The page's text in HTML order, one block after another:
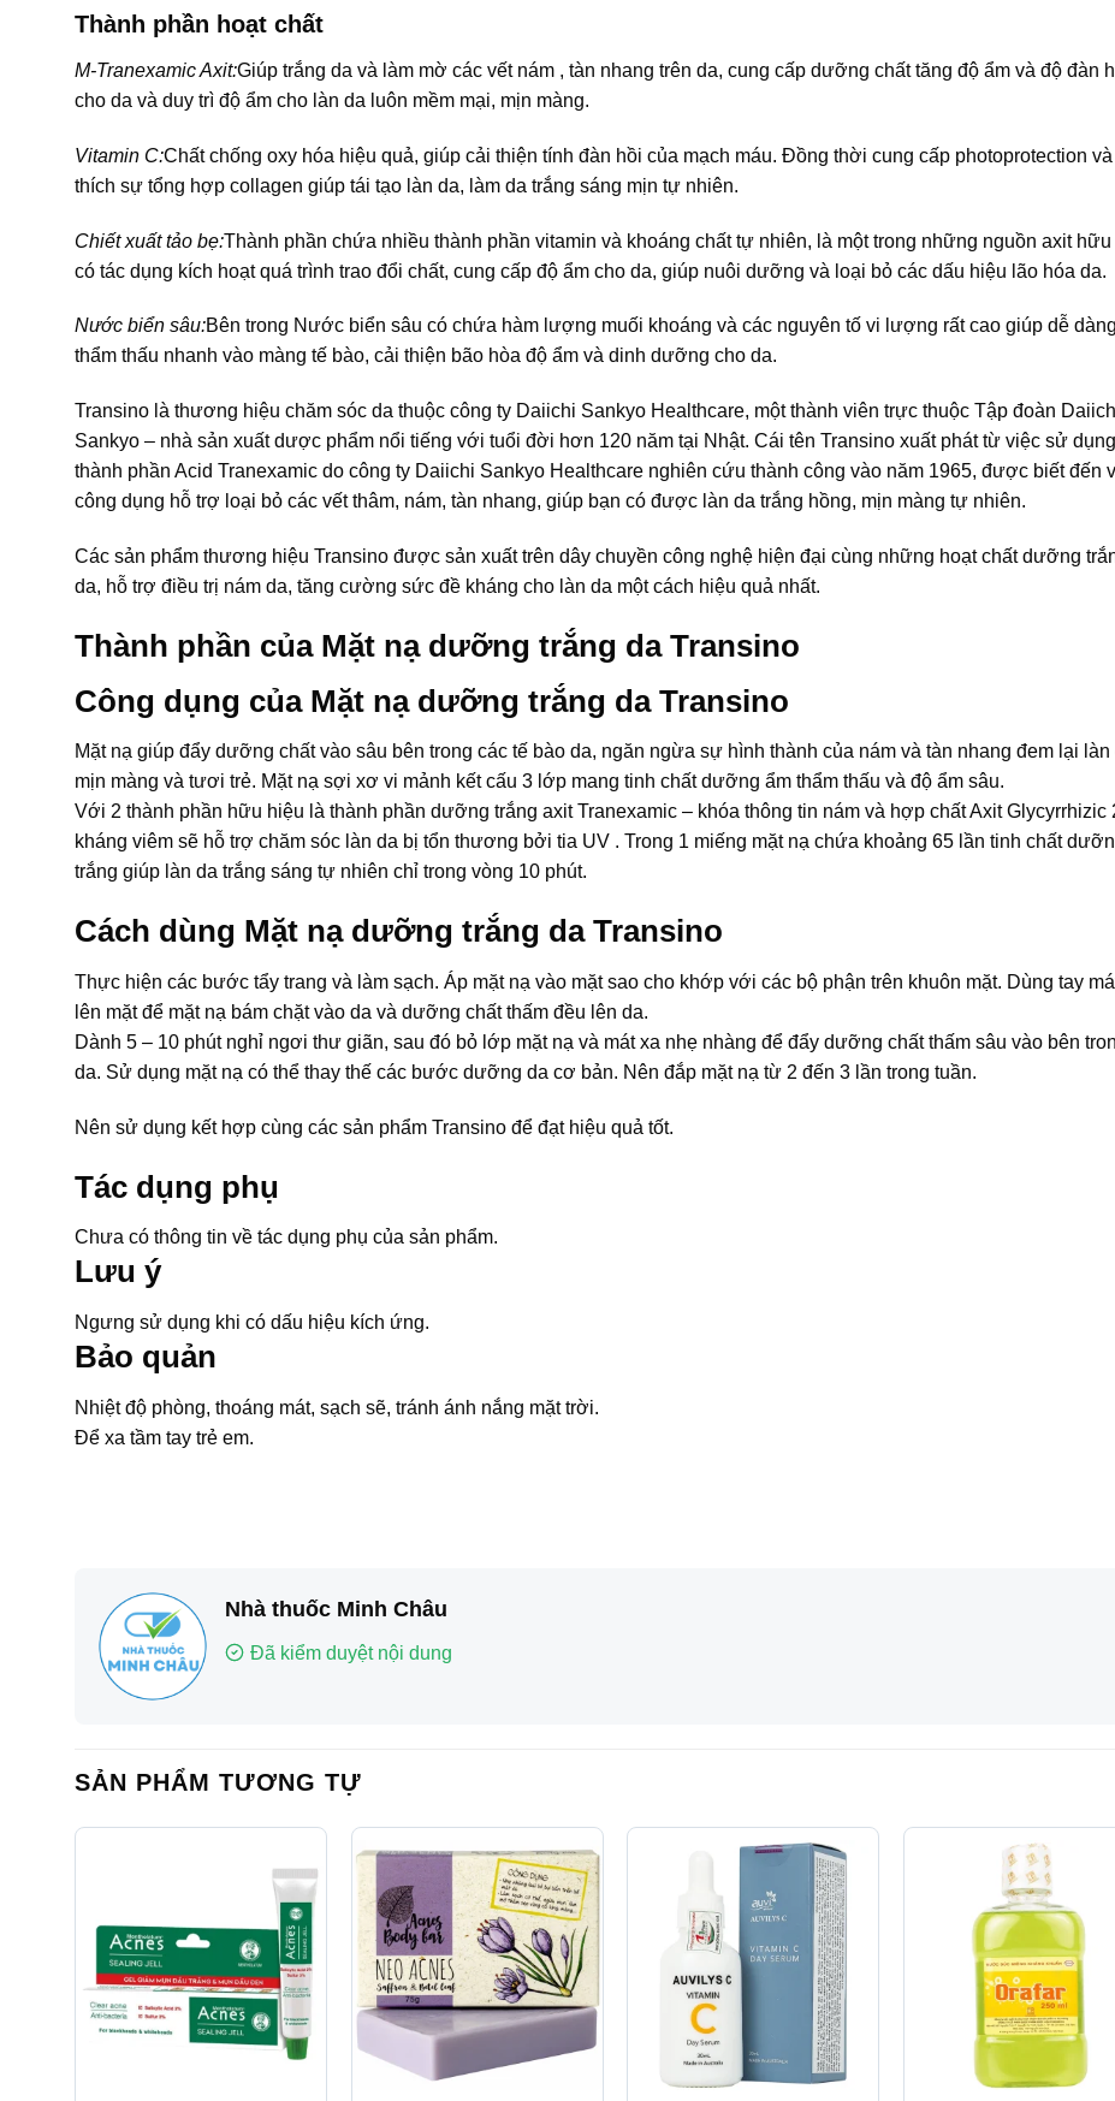
Thành phần hoạt chất
M-Tranexamic Axit:Giúp trắng da và làm mờ các vết nám , tàn nhang trên da, cung cấp dưỡng chất tăng độ ẩm và độ đàn
cho da và duy trì độ ẩm cho làn da luôn mềm mại, mịn màng.
Vitamin C:Chất chống oxy hóa hiệu quả, giúp cải thiện tính đàn hồi của mạch máu. Đồng thời cung cấp photoprotection
thích sự tổng hợp collagen giúp tái tạo làn da, làm da trắng sáng mịn tự nhiên.
Chiết xuất tảo bẹ:Thành phần chứa nhiều thành phần vitamin và khoáng chất tự nhiên, là một trong những nguồn axit
có tác dụng kích hoạt quá trình trao đổi chất, cung cấp độ ẩm cho da, giúp nuôi dưỡng và loại bỏ các dấu hiệu lão hóa da.
Nước biển sâu:Bên trong Nước biển sâu có chứa hàm lượng muối khoáng và các nguyên tố vi lượng rất cao giúp dễ dàng
thẩm thấu nhanh vào màng tế bào, cải thiện bão hòa độ ẩm và dinh dưỡng cho da.
Transino là thương hiệu chăm sóc da thuộc công ty Daiichi Sankyo Healthcare, một thành viên trực thuộc Tập đoàn
Sankyo – nhà sản xuất dược phẩm nổi tiếng với tuổi đời hơn 120 năm tại Nhật. Cái tên Transino xuất phát từ việc sử dụng
thành phần Acid Tranexamic do công ty Daiichi Sankyo Healthcare nghiên cứu thành công vào năm 1965, được biết đến
công dụng hỗ trợ loại bỏ các vết thâm, nám, tàn nhang, giúp bạn có được làn da trắng hồng, mịn màng tự nhiên.
Các sản phẩm thương hiệu Transino được sản xuất trên dây chuyền công nghệ hiện đại cùng những hoạt chất dưỡng
da, hỗ trợ điều trị nám da, tăng cường sức đề kháng cho làn da một cách hiệu quả nhất.
Thành phần của Mặt nạ dưỡng trắng da Transino
Công dụng của Mặt nạ dưỡng trắng da Transino
Mặt nạ giúp đẩy dưỡng chất vào sâu bên trong các tế bào da, ngăn ngừa sự hình thành của nám và tàn nhang đem lại làn
mịn màng và tươi trẻ. Mặt nạ sợi xơ vi mảnh kết cấu 3 lớp mang tinh chất dưỡng ẩm thẩm thấu và độ ẩm sâu.
Với 2 thành phần hữu hiệu là thành phần dưỡng trắng axit Tranexamic – khóa thông tin nám và hợp chất Axit Glycyrrhizic
kháng viêm sẽ hỗ trợ chăm sóc làn da bị tổn thương bởi tia UV . Trong 1 miếng mặt nạ chứa khoảng 65 lần tinh chất
trắng giúp làn da trắng sáng tự nhiên chỉ trong vòng 10 phút.
Cách dùng Mặt nạ dưỡng trắng da Transino
Thực hiện các bước tẩy trang và làm sạch. Áp mặt nạ vào mặt sao cho khớp với các bộ phận trên khuôn mặt. Dùng tay
lên mặt để mặt nạ bám chặt vào da và dưỡng chất thấm đều lên da.
Dành 5 – 10 phút nghỉ ngơi thư giãn, sau đó bỏ lớp mặt nạ và mát xa nhẹ nhàng để đẩy dưỡng chất thấm sâu vào bên
da. Sử dụng mặt nạ có thể thay thế các bước dưỡng da cơ bản. Nên đắp mặt nạ từ 2 đến 3 lần trong tuần.
Nên sử dụng kết hợp cùng các sản phẩm Transino để đạt hiệu quả tốt.
Tác dụng phụ
Chưa có thông tin về tác dụng phụ của sản phẩm.
Lưu ý
Ngưng sử dụng khi có dấu hiệu kích ứng.
Bảo quản
Nhiệt độ phòng, thoáng mát, sạch sẽ, tránh ánh nắng mặt trời.
Để xa tầm tay trẻ em.
Nhà thuốc Minh Châu
Đã kiểm duyệt nội dung
SẢN PHẨM TƯƠNG TỰ